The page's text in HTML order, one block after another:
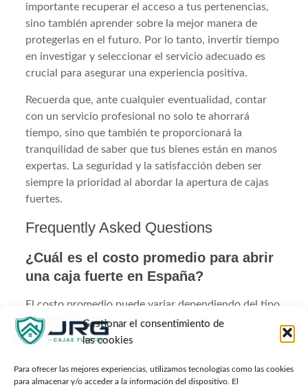
Gestionar el consentimiento de
las cookies
Para ofrecer las mejores experiencias, utilizamos tecnologías como las cookies
para almacenar y/o acceder a la información del dispositivo. El
importante recuperar el acceso a tus pertenencias,
sino también aprender sobre la mejor manera de
protegerlas en el futuro. Por lo tanto, invertir tiempo
en investigar y seleccionar el servicio adecuado es
crucial para asegurar una experiencia positiva.
Recuerda que, ante cualquier eventualidad, contar
con un servicio profesional no solo te ahorrará
tiempo, sino que también te proporcionará la
tranquilidad de saber que tus bienes están en manos
expertas. La seguridad y la satisfacción deben ser
siempre la prioridad al abordar la apertura de cajas
fuertes.
Frequently Asked Questions
¿Cuál es el costo promedio para abrir
una caja fuerte en España?
El costo promedio puede variar dependiendo del tipo
de caja fuerte y de la empresa elegida, pero
generalmente oscila entre 100 y 300 euros. Factores
mecanismo también afectan el precio.